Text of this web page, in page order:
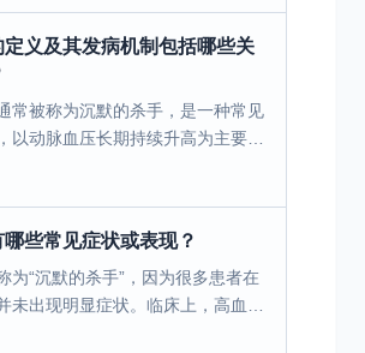
定义及其发病机制包括哪些关
常被称为沉默的杀手，是一种常见
以动脉血压长期持续升高为主要特
机制复杂，多与遗传、环境、行为
些常见症状或表现？
为“沉默的杀手”，因为很多患者在
未出现明显症状。临床上，高血压
压异常升高，但常常没有明显的不